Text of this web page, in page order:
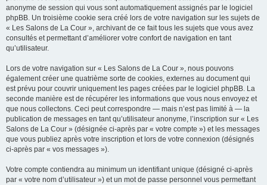
anonyme de session qui vous sont automatiquement assignés par le logiciel
phpBB. Un troisième cookie sera créé lors de votre navigation sur les sujets de
« Les Salons de La Cour », archivant de ce fait tous les sujets que vous avez
consultés et permettant d’améliorer votre confort de navigation en tant
qu’utilisateur.
Lors de votre navigation sur « Les Salons de La Cour », nous pouvons
également créer une quatrième sorte de cookies, externes au document qui
est prévu pour couvrir uniquement les pages créées par le logiciel phpBB. La
seconde manière est de récupérer les informations que vous nous envoyez et
que nous collectons. Ceci peut correspondre — mais n’est pas limité à — la
publication de messages en tant qu’utilisateur anonyme, l’inscription sur « Les
Salons de La Cour » (désignée ci-après par « votre compte ») et les messages
que vous publiez après votre inscription et lors de votre connexion (désignés
ci-après par « vos messages »).
Votre compte contiendra au minimum un identifiant unique (désigné ci-après
par « votre nom d’utilisateur ») et un mot de passe personnel vous permettant